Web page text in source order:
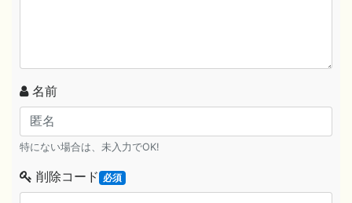
名前
特にない場合は、未入力でOK!
削除コード 必須